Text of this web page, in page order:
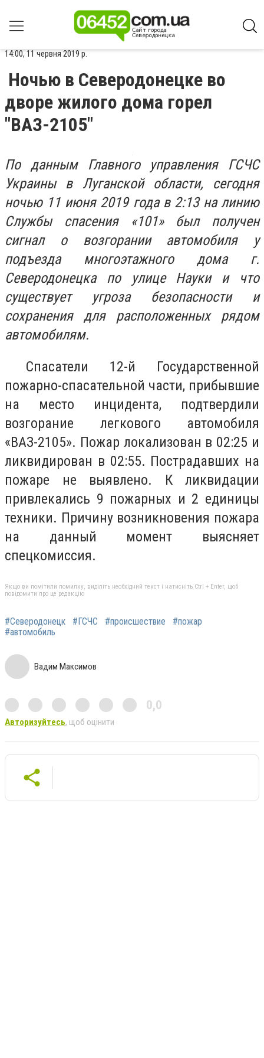
14:00, 11 червня 2019 р.
Ночью в Северодонецке во
дворе жилого дома горел
"ВАЗ-2105"
По данным Главного управления ГСЧС
Украины в Луганской области, сегодня
ночью 11 июня 2019 года в 2:13 на линию
Службы спасения «101» был получен
сигнал о возгорании автомобиля у
подъезда многоэтажного дома г.
Северодонецка по улице Науки и что
существует угроза безопасности и
сохранения для расположенных рядом
автомобилям.
Спасатели 12-й Государственной
пожарно-спасательной части, прибывшие
на место инцидента, подтвердили
возгорание легкового автомобиля
«ВАЗ-2105». Пожар локализован в 02:25 и
ликвидирован в 02:55. Пострадавших на
пожаре не выявлено. К ликвидации
привлекались 9 пожарных и 2 единицы
техники. Причину возникновения пожара
на данный момент выясняет
спецкомиссия.
Якщо ви помітили помилку, виділіть необхідний текст і натисніть Ctrl + Enter, щоб
повідомити про це редакцію
#Северодонецк #ГСЧС #происшествие
#пожар
#автомобиль
Вадим Максимов
0,0
Авторизуйтесь, щоб оцінити